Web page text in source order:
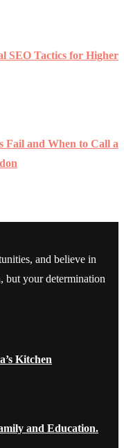
SEO Tactics for Higher
Fail and When to Call a
and believe in
but your determination
Kitchen
and Education.